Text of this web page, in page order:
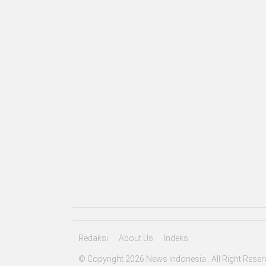
Redaksi About Us Indeks
© Copyright 2026 News Indonesia . All Right